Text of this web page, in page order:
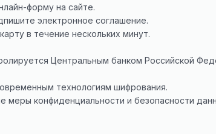
форму на сайте.
электронное соглашение.
в течение нескольких минут.
Центральным банком Российской
технологиям шифрования.
меры конфиденциальности и безопасности